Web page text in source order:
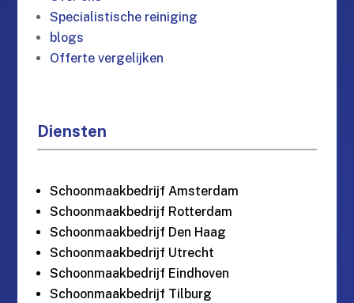
Specialistische reiniging
blogs
Offerte vergelijken
Diensten
Schoonmaakbedrijf Amsterdam
Schoonmaakbedrijf Rotterdam
Schoonmaakbedrijf Den Haag
Schoonmaakbedrijf Utrecht
Schoonmaakbedrijf Eindhoven
Schoonmaakbedrijf Tilburg